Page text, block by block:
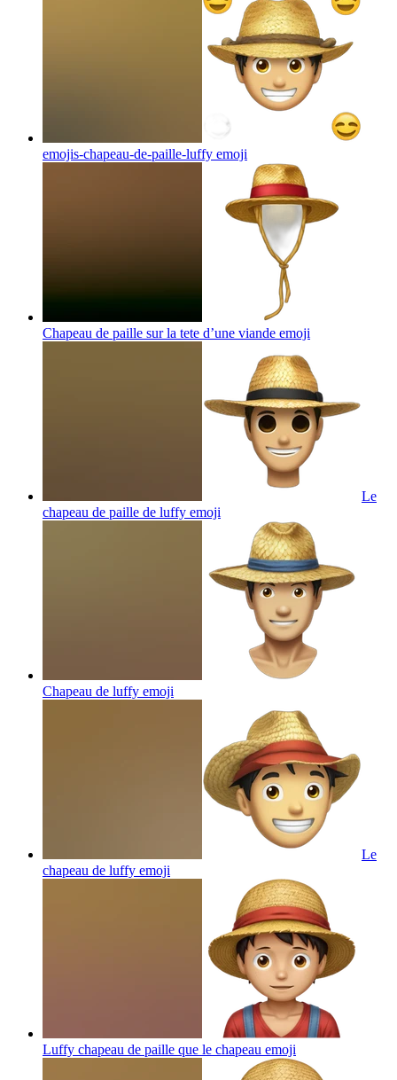
emojis-chapeau-de-paille-luffy emoji
Chapeau de paille sur la tete d’une viande emoji
Le
chapeau de paille de luffy emoji
Chapeau de luffy emoji
Le
chapeau de luffy emoji
Luffy chapeau de paille que le chapeau emoji